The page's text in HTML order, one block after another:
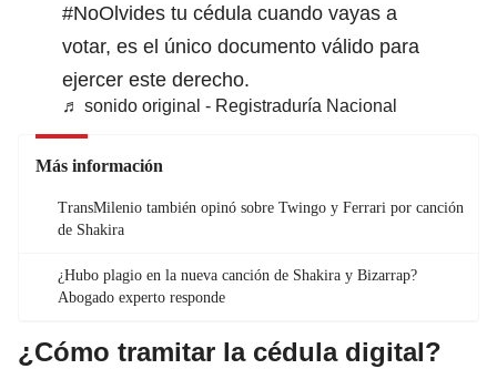
#NoOlvides tu cédula cuando vayas a
votar, es el único documento válido para
ejercer este derecho.
♬ sonido original - Registraduría Nacional
Más información
TransMilenio también opinó sobre Twingo y Ferrari por canción
de Shakira
¿Hubo plagio en la nueva canción de Shakira y Bizarrap?
Abogado experto responde
¿Cómo tramitar la cédula digital?